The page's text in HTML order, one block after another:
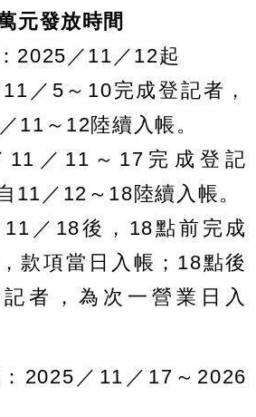
元發放時間
2025／11／12起
／5～10完成登記者，
11～12陸續入帳。
11／11～17完成登記
11／12～18陸續入帳。
11／18後，18點前完成
款項當日入帳；18點後
者，為次一營業日入
2025／11／17～2026